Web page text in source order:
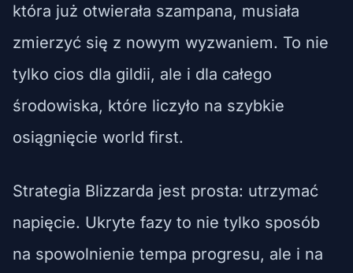
która już otwierała szampana, musiała
zmierzyć się z nowym wyzwaniem. To nie
tylko cios dla gildii, ale i dla całego
środowiska, które liczyło na szybkie
osiągnięcie world first.
Strategia Blizzarda jest prosta: utrzymać
napięcie. Ukryte fazy to nie tylko sposób
na spowolnienie tempa progresu, ale i na